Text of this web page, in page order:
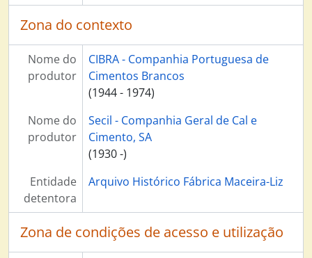
Zona do contexto
Nome do
produtor
CIBRA - Companhia Portuguesa de
Cimentos Brancos
(1944 - 1974)
Nome do
produtor
Secil - Companhia Geral de Cal e
Cimento, SA
(1930 -)
Entidade
detentora
Arquivo Histórico Fábrica Maceira-Liz
Zona de condições de acesso e utilização